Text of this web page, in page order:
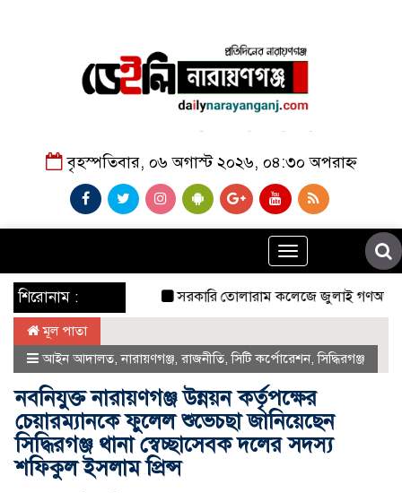
বৃহস্পতিবার, ০৬ অগাস্ট ২০২৬, ০৪:৩০ অপরাহ্ন
Toggle
navigation
শিরোনাম : সরকারি তোলারাম কলেজে জুলাই গণঅভ্যুত্থানের
মূল পাতা
আইন আদালত,নারায়ণগঞ্জ, রাজনীতি,সিটি কর্পোরেশন,সিদ্ধিরগঞ্জ
নবনিযুক্ত নারায়ণগঞ্জ উন্নয়ন কর্তৃপক্ষের
চেয়ারম্যানকে ফুলেল শুভেচছা জানিয়েছেন
সিদ্ধিরগঞ্জ থানা স্বেচ্ছাসেবক দলের সদস্য
শফিকুল ইসলাম প্রিন্স